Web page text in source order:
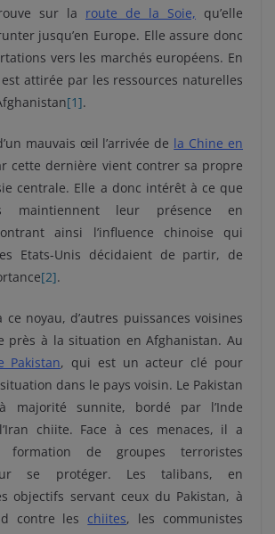
sur la route de la Soie, qu’elle
jusqu’en Europe. Elle assure donc
vers les marchés européens. En
attirée par les ressources naturelles
[1].
mauvais œil l’arrivée de la Chine en
cette dernière vient contrer sa propre
centrale. Elle a donc intérêt à ce que
maintiennent leur présence en
ainsi l’influence chinoise qui
Etats-Unis décidaient de partir, de
[2].
ce noyau, d’autres puissances voisines
près à la situation en Afghanistan. Au
Pakistan, qui est un acteur clé pour
dans le pays voisin. Le Pakistan
majorité sunnite, bordé par l’Inde
chiite. Face à ces menaces, il a
formation de groupes terroristes
se protéger. Les talibans, en
objectifs servant ceux du Pakistan, à
contre les chiites, les communistes